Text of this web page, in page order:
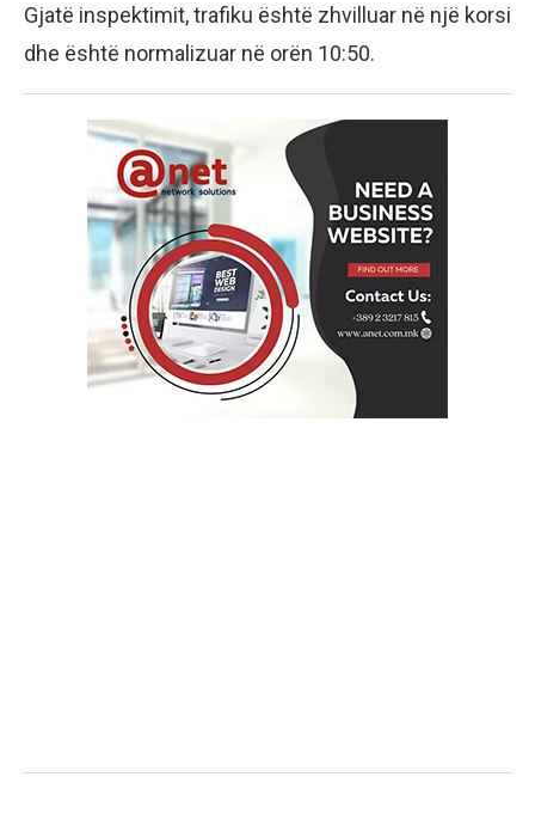
Gjatë inspektimit, trafiku është zhvilluar në një korsi
dhe është normalizuar në orën 10:50.